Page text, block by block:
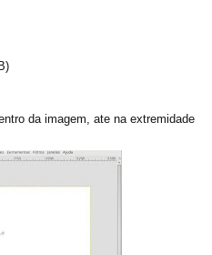
da imagem, ate na extremidade